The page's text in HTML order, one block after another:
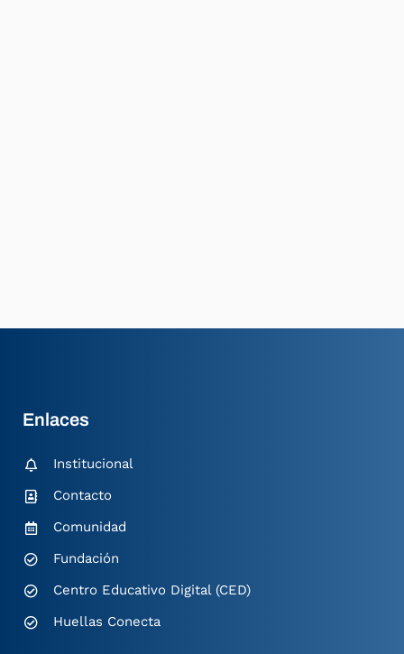
Enlaces
Institucional
Contacto
Comunidad
Fundación
Centro Educativo Digital (CED)
Huellas Conecta